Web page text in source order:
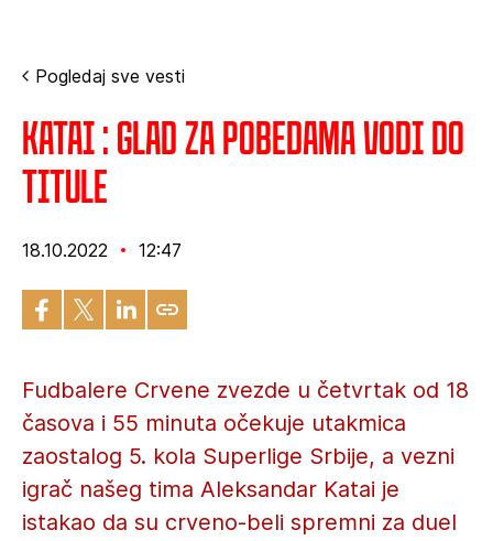
Pogledaj sve vesti
Katai : Glad za pobedama vodi do
titule
18.10.2022 12:47
Fudbalere Crvene zvezde u četvrtak od 18
časova i 55 minuta očekuje utakmica
zaostalog 5. kola Superlige Srbije, a vezni
igrač našeg tima Aleksandar Katai je
istakao da su crveno-beli spremni za duel